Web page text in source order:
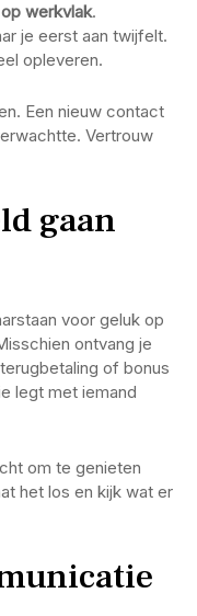
werkvlak.
je eerst aan twijfelt.
opleveren.
Een nieuw contact
Vertrouw
gaan
voor geluk op
ontvang je
of bonus
legt met iemand
om te genieten
het los en kijk wat er